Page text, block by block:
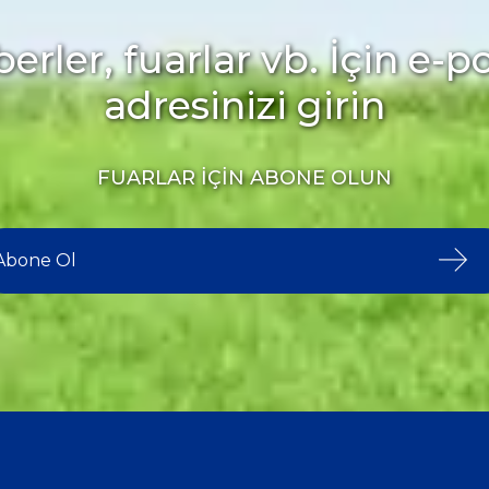
fuarlar vb. İçin e-
adresinizi girin
FUARLAR İÇİN ABONE OLUN